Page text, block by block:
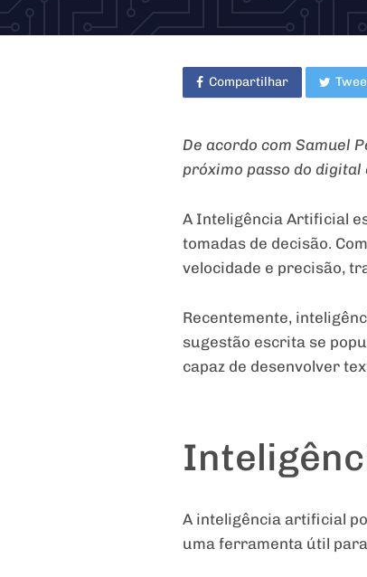
Compartilhar
De acordo com Samuel
próximo passo do digital
A Inteligência Artificial
tomadas de decisão.
velocidade e precisão,
Recentemente,
sugestão escrita se
capaz de desenvolver
A inteligência artificial
uma ferramenta útil para